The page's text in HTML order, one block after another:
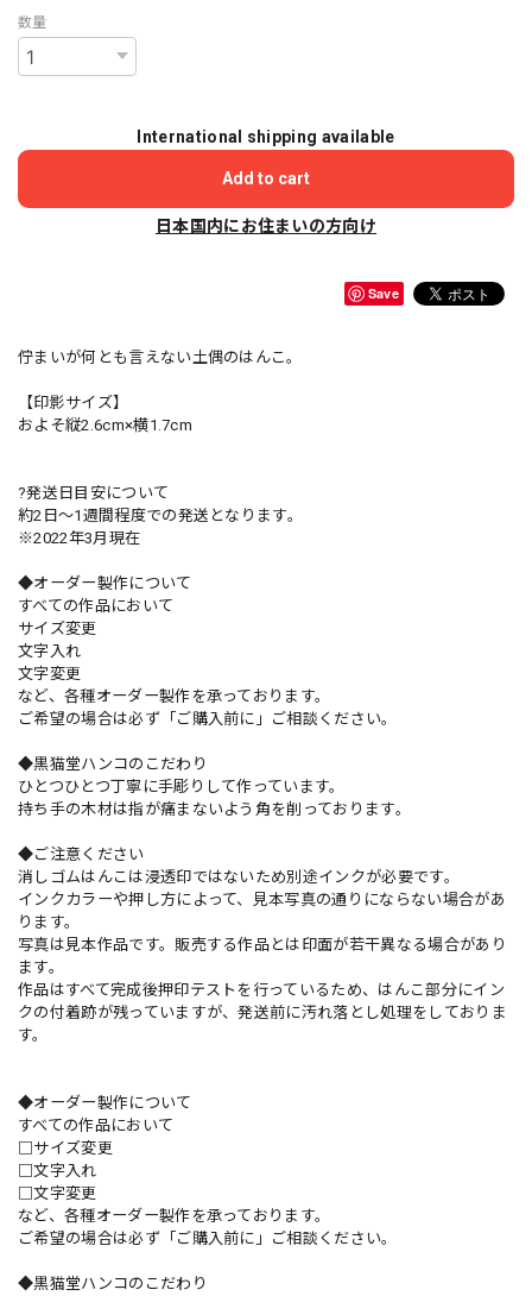
数量
International shipping available
Add to cart
日本国内にお住まいの方向け
Save
佇まいが何とも言えない土偶のはんこ。
【印影サイズ】
およそ縦2.6cm×横1.7cm
?発送日目安について
約2日〜1週間程度での発送となります。
※2022年3月現在
◆オーダー製作について
すべての作品において
サイズ変更
文字入れ
文字変更
など、各種オーダー製作を承っております。
ご希望の場合は必ず「ご購入前に」ご相談ください。
◆黒猫堂ハンコのこだわり
ひとつひとつ丁寧に手彫りして作っています。
持ち手の木材は指が痛まないよう角を削っております。
◆ご注意ください
消しゴムはんこは浸透印ではないため別途インクが必要です。
インクカラーや押し方によって、見本写真の通りにならない場合があ
ります。
写真は見本作品です。販売する作品とは印面が若干異なる場合があり
ます。
作品はすべて完成後押印テストを行っているため、はんこ部分にイン
クの付着跡が残っていますが、発送前に汚れ落とし処理をしておりま
す。
◆オーダー製作について
すべての作品において
□サイズ変更
□文字入れ
□文字変更
など、各種オーダー製作を承っております。
ご希望の場合は必ず「ご購入前に」ご相談ください。
◆黒猫堂ハンコのこだわり